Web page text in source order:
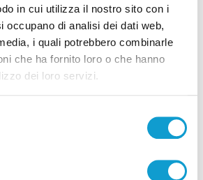
in cui utilizza il nostro sito con i
occupano di analisi dei dati web,
i quali potrebbero combinarle
che ha fornito loro o che hanno
dei loro servizi.